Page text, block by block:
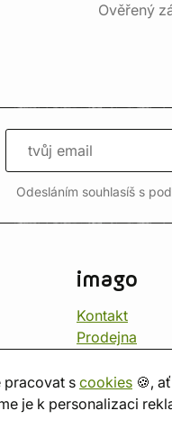
pracovat s cookies 🍪,
je k personalizaci
Ověřený
Odesláním souhlasíš s
imago
Kontakt
Prodejna
O nás
Hodnocení